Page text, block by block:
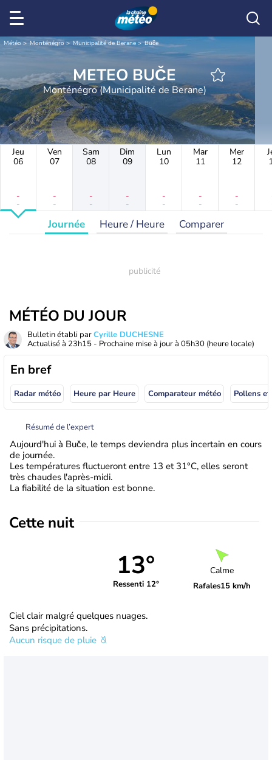
Météo Monténégro Municipalité de Berane Buče
METEO BUČE
Monténégro (Municipalité de Berane)
Jeu
06
-
-
Ven
07
-
-
Sam
08
-
-
Dim
09
-
-
Lun
10
-
-
Mar
11
-
-
Mer
12
-
-
Journée Heure / Heure Comparer
MÉTÉO DU JOUR
Bulletin établi parCyrille DUCHESNE
Actualisé à 23h15 - Prochaine mise à jour à 05h30 (heure locale)
En bref
Radar météo Heure par Heure Comparateur météo Pollens
Résumé de l’expert
Aujourd'hui à Buče, le temps deviendra plus incertain en cours
de journée.
Les températures fluctueront entre 13 et 31°C, elles seront
très chaudes l'après-midi.
La fiabilité de la situation est bonne.
Cette nuit
13°
Ressenti 12°
Calme
Rafales15 km/h
Ciel clair malgré quelques nuages.
Sans précipitations.
Aucun risque de pluie